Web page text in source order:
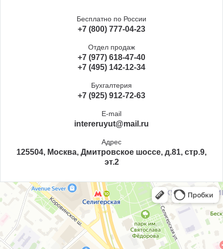
Бесплатно по России
+7 (800) 777-04-23
Отдел продаж
+7 (977) 618-47-40
+7 (495) 142-12-34
Бухгалтерия
+7 (925) 912-72-63
E-mail
intereruyut@mail.ru
Адрес
125504, Москва, Дмитровское шоссе, д.81, стр.9,
эт.2